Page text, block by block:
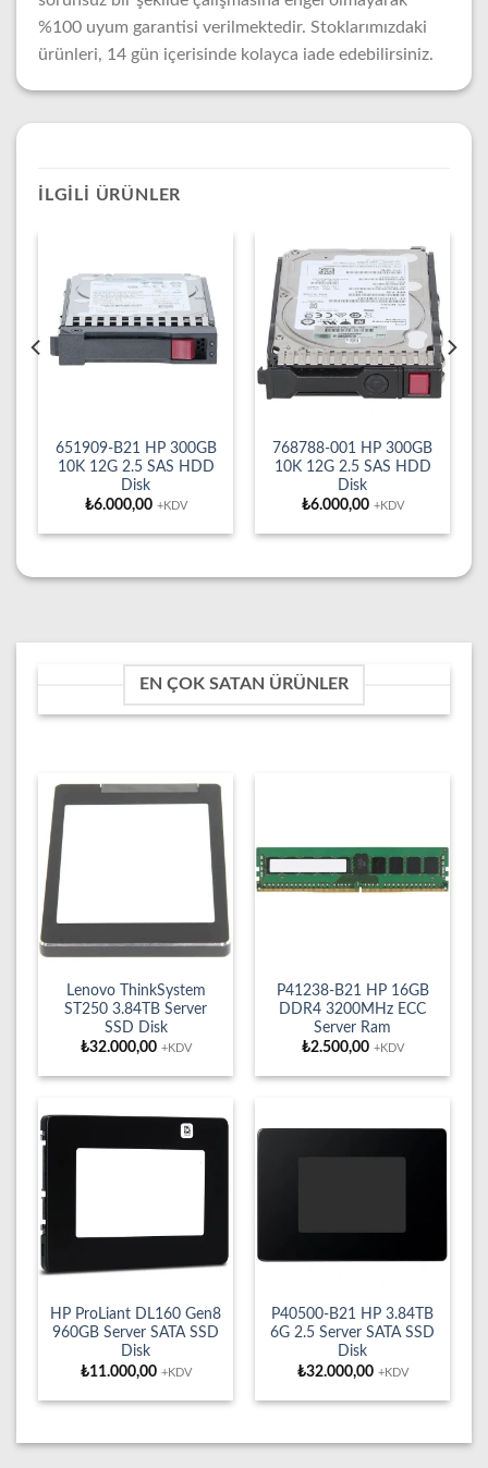
%100 uyum garantisi verilmektedir. Stoklarımızdaki
ürünleri, 14 gün içerisinde kolayca iade edebilirsiniz.
İLGILI ÜRÜNLER
651909-B21 HP 300GB
10K 12G 2.5 SAS HDD
Disk
₺6.000,00 +KDV
768788-001 HP 300GB
10K 12G 2.5 SAS HDD
Disk
₺6.000,00 +KDV
EN ÇOK SATAN ÜRÜNLER
Lenovo ThinkSystem
ST250 3.84TB Server
SSD Disk
₺32.000,00 +KDV
P41238-B21 HP 16GB
DDR4 3200MHz ECC
Server Ram
₺2.500,00 +KDV
HP ProLiant DL160 Gen8
960GB Server SATA SSD
Disk
₺11.000,00 +KDV
P40500-B21 HP 3.84TB
6G 2.5 Server SATA SSD
Disk
₺32.000,00 +KDV